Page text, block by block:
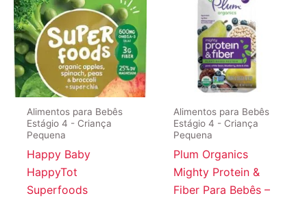
Alimentos para Bebês
Estágio 4 - Criança
Pequena
Happy Baby
HappyTot
Superfoods
Alimentos para Bebês
Estágio 4 - Criança
Pequena
Plum Organics
Mighty Protein &
Fiber Para Bebês –